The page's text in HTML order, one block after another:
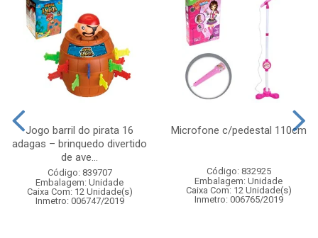
Jogo barril do pirata 16
adagas – brinquedo divertido
de ave...
Código: 839707
Embalagem: Unidade
Caixa Com: 12 Unidade(s)
Inmetro: 006747/2019
Microfone c/pedestal 110cm
Código: 832925
Embalagem: Unidade
Caixa Com: 12 Unidade(s)
Inmetro: 006765/2019